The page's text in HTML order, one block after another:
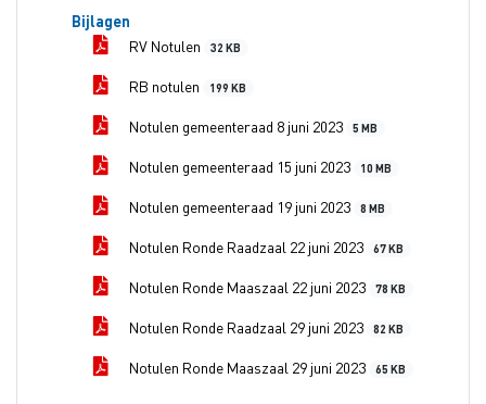
Bijlagen
RV Notulen
32 KB
RB notulen 199 KB
Notulen gemeenteraad 8 juni 2023 5 MB
Notulen gemeenteraad 15 juni 2023 10 MB
Notulen gemeenteraad 19 juni 2023 8 MB
Notulen Ronde Raadzaal 22 juni 2023 67 KB
Notulen Ronde Maaszaal 22 juni 2023 78 KB
Notulen Ronde Raadzaal 29 juni 2023 82 KB
Notulen Ronde Maaszaal 29 juni 2023 65 KB